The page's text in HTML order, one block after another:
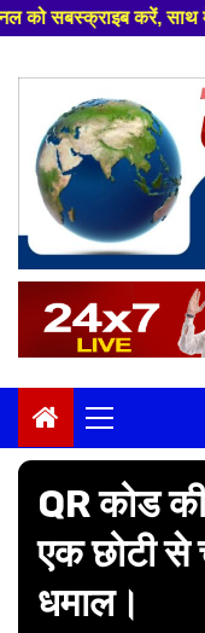
मे हमारे फेसबुक को लाइक
content
Primary
Menu
QR कोड
एक छोटी से
धमाल।